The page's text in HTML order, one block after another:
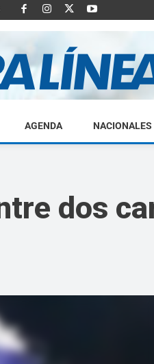
Diario
Linea
AGENDA NACIONALES
dos